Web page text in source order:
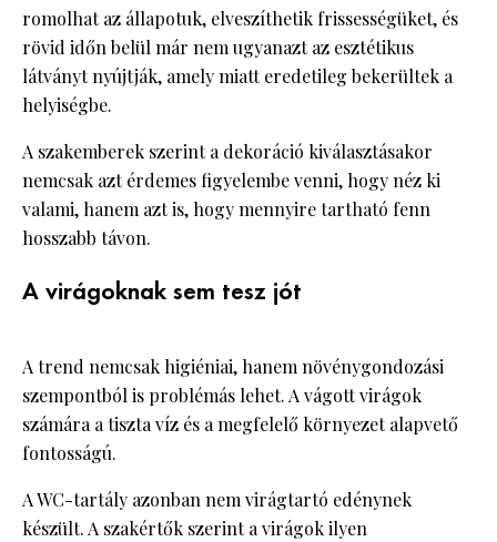
romolhat az állapotuk, elveszíthetik frissességüket, és
rövid időn belül már nem ugyanazt az esztétikus
látványt nyújtják, amely miatt eredetileg bekerültek a
helyiségbe.
A szakemberek szerint a dekoráció kiválasztásakor
nemcsak azt érdemes figyelembe venni, hogy néz ki
valami, hanem azt is, hogy mennyire tartható fenn
hosszabb távon.
A virágoknak sem tesz jót
A trend nemcsak higiéniai, hanem növénygondozási
szempontból is problémás lehet. A vágott virágok
számára a tiszta víz és a megfelelő környezet alapvető
fontosságú.
A WC-tartály azonban nem virágtartó edénynek
készült. A szakértők szerint a virágok ilyen